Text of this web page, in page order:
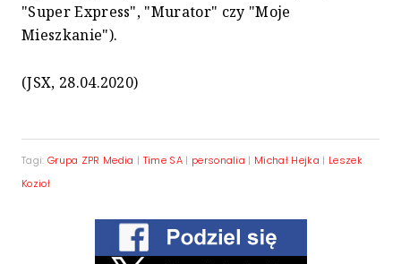
"Super Express", "Murator" czy "Moje
Mieszkanie").
(JSX, 28.04.2020)
Tagi: Grupa ZPR Media | Time SA| personalia | Michał Hejka | Leszek
Kozioł